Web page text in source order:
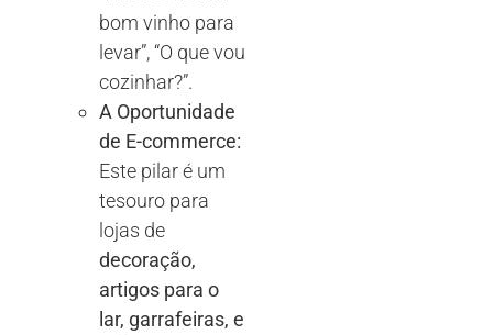
bom vinho para
levar”, “O que vou
cozinhar?”.
A Oportunidade
de E-commerce:
Este pilar é um
tesouro para
lojas de
decoração,
artigos para o
lar, garrafeiras, e